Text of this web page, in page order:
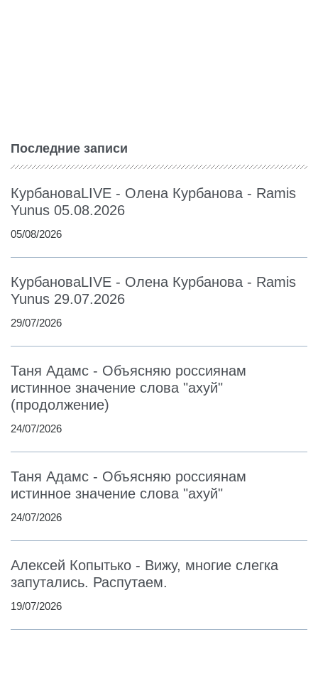
Последние записи
КурбановаLIVE - Олена Курбанова - Ramis
Yunus 05.08.2026
05/08/2026
КурбановаLIVE - Олена Курбанова - Ramis
Yunus 29.07.2026
29/07/2026
Таня Адамс - Объясняю россиянам
истинное значение слова "ахуй"
(продолжение)
24/07/2026
Таня Адамс - Объясняю россиянам
истинное значение слова "ахуй"
24/07/2026
Алексей Копытько - Вижу, многие слегка
запутались. Распутаем.
19/07/2026